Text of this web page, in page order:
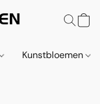
Kunstbloemen